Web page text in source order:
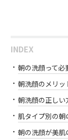
INDEX
朝の洗顔って必
朝洗顔のメリッ
朝洗顔の正しい
肌タイプ別の朝
朝の洗顔が美肌